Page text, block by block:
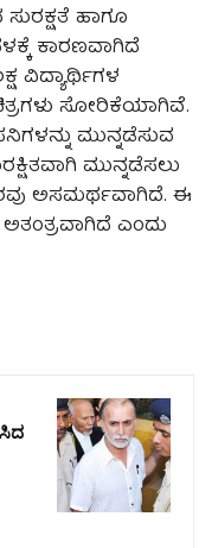
ಹಾಗೂ
ಕಾರಣವಾಗಿದೆ
ವಿದ್ಯಾರ್ಥಿಗಳ
ಸೋರಿಕೆಯಾಗಿವೆ.
ಮುನ್ನಡೆಸುವ
ಮುನ್ನಡೆಸಲು
ಅಸಮರ್ಥವಾಗಿದೆ. ಈ
ಎಂದು